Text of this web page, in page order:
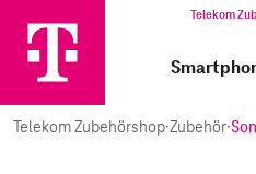
Telekom
Telekom Zubehörshop·Zubehör·